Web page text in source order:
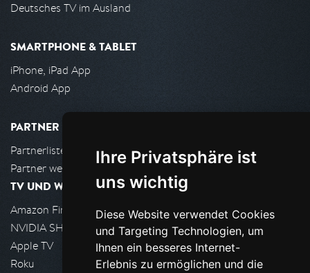
Ihre Privatsphäre ist
uns wichtig
Diese Website verwendet Cookies
und Targeting Technologien, um
Ihnen ein besseres Internet-
Erlebnis zu ermöglichen und die
Deutsches TV im Ausland
SMARTPHONE & TABLET
iPhone, iPad App
Android App
PARTNER
Partnerliste
Partner werden
TV UND WOHNZIMMER
Amazon FireTV
NVIDIA SHIELD, Google TV
Apple TV
Roku